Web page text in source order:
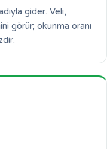
gider. Veli,
görür; okunma oranı